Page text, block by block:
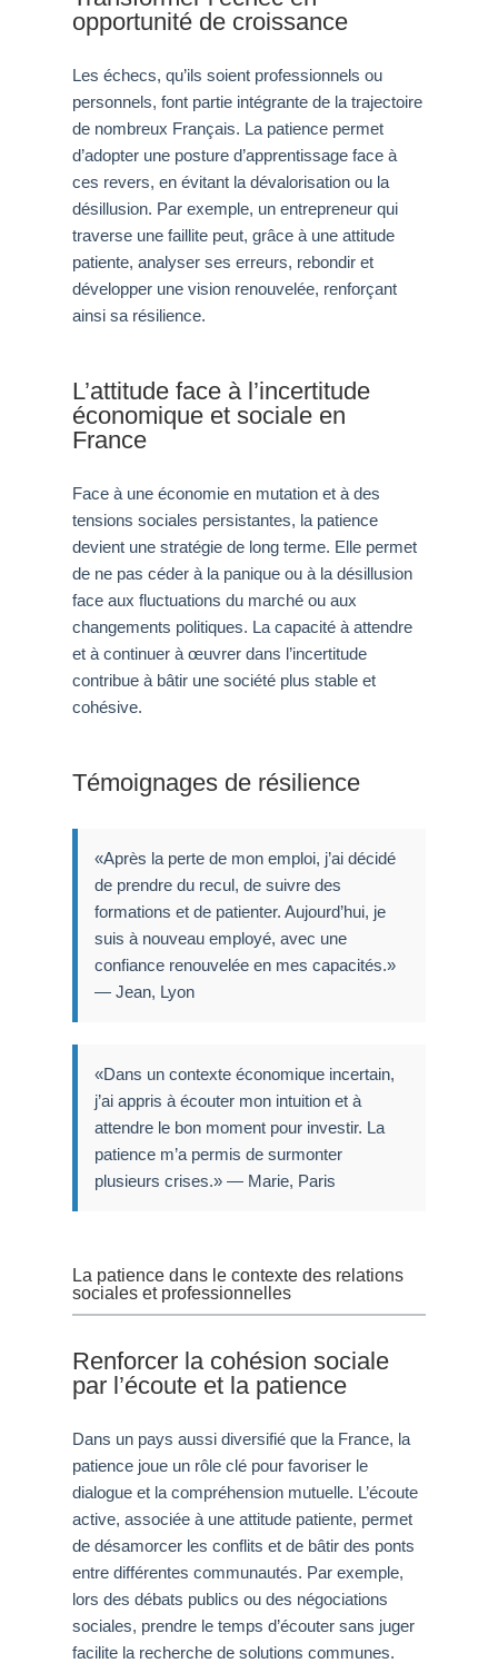
opportunité de croissance
Les échecs, qu’ils soient professionnels ou
personnels, font partie intégrante de la trajectoire
de nombreux Français. La patience permet
d’adopter une posture d’apprentissage face à
ces revers, en évitant la dévalorisation ou la
désillusion. Par exemple, un entrepreneur qui
traverse une faillite peut, grâce à une attitude
patiente, analyser ses erreurs, rebondir et
développer une vision renouvelée, renforçant
ainsi sa résilience.
L’attitude face à l’incertitude
économique et sociale en
France
Face à une économie en mutation et à des
tensions sociales persistantes, la patience
devient une stratégie de long terme. Elle permet
de ne pas céder à la panique ou à la désillusion
face aux fluctuations du marché ou aux
changements politiques. La capacité à attendre
et à continuer à œuvrer dans l’incertitude
contribue à bâtir une société plus stable et
cohésive.
Témoignages de résilience
«Après la perte de mon emploi, j’ai décidé
de prendre du recul, de suivre des
formations et de patienter. Aujourd’hui, je
suis à nouveau employé, avec une
confiance renouvelée en mes capacités.»
— Jean, Lyon
«Dans un contexte économique incertain,
j’ai appris à écouter mon intuition et à
attendre le bon moment pour investir. La
patience m’a permis de surmonter
plusieurs crises.» — Marie, Paris
La patience dans le contexte des relations
sociales et professionnelles
Renforcer la cohésion sociale
par l’écoute et la patience
Dans un pays aussi diversifié que la France, la
patience joue un rôle clé pour favoriser le
dialogue et la compréhension mutuelle. L’écoute
active, associée à une attitude patiente, permet
de désamorcer les conflits et de bâtir des ponts
entre différentes communautés. Par exemple,
lors des débats publics ou des négociations
sociales, prendre le temps d’écouter sans juger
facilite la recherche de solutions communes.